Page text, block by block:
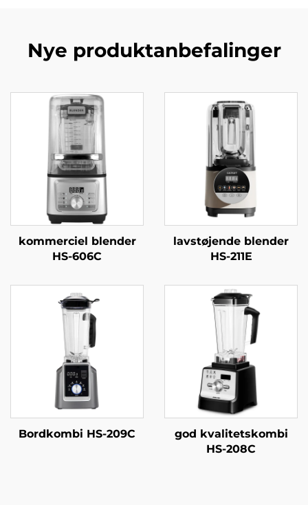
Nye produktanbefalinger
kommerciel blender
HS-606C
lavstøjende blender
HS-211E
Bordkombi HS-209C
god kvalitetskombi
HS-208C